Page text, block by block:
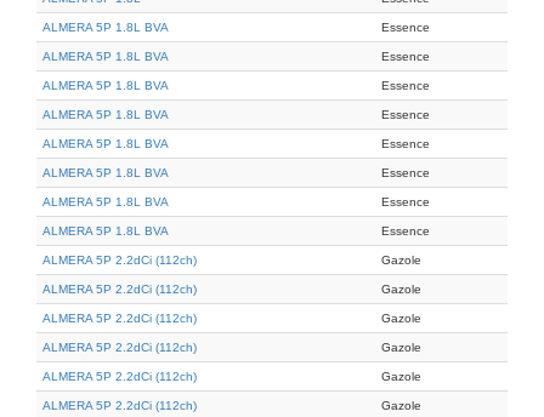
ALMERA 5P 1.8L BVA Essence
ALMERA 5P 1.8L BVA Essence
ALMERA 5P 1.8L BVA Essence
ALMERA 5P 1.8L BVA Essence
ALMERA 5P 1.8L BVA Essence
ALMERA 5P 1.8L BVA Essence
ALMERA 5P 1.8L BVA Essence
ALMERA 5P 1.8L BVA Essence
ALMERA 5P 2.2dCi (112ch) Gazole
ALMERA 5P 2.2dCi (112ch) Gazole
ALMERA 5P 2.2dCi (112ch) Gazole
ALMERA 5P 2.2dCi (112ch) Gazole
ALMERA 5P 2.2dCi (112ch) Gazole
ALMERA 5P 2.2dCi (112ch) Gazole